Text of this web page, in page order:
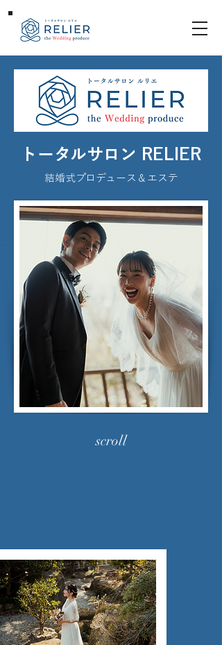
トータルサロン RELIER
結婚式プロデュース＆エステ
scroll